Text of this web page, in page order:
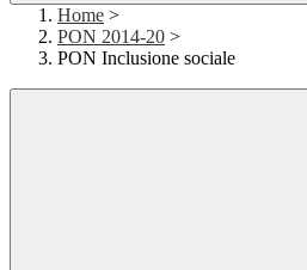
Home >
PON 2014-20 >
PON Inclusione sociale